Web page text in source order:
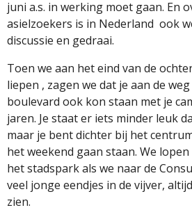
juni a.s. in werking moet gaan. En
asielzoekers is in Nederland ook
discussie en gedraai.
Toen we aan het eind van de
liepen , zagen we dat je aan de
boulevard ook kon staan met je
jaren. Je staat er iets minder leuk
maar je bent dichter bij het
het weekend gaan staan. We
het stadspark als we naar de
veel jonge eendjes in de vijver,
zien.